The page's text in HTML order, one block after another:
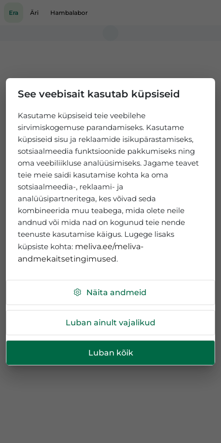
See veebisait kasutab küpsiseid
Kasutame küpsiseid teie veebilehe
sirvimiskogemuse parandamiseks. Kasutame
küpsiseid sisu ja reklaamide isikupärastamiseks,
sotsiaalmeedia funktsioonide pakkumiseks ning
oma veebiliikluse analüüsimiseks. Jagame teavet
teie meie saidi kasutamise kohta ka oma
sotsiaalmeedia-, reklaami- ja
analüüsipartneritega, kes võivad seda
kombineerida muu teabega, mida olete neile
andnud või mida nad on kogunud teie nende
teenuste kasutamise käigus. Lugege lisaks
küpsiste kohta: meliva.ee/meliva-
andmekaitsetingimused.
Näita andmeid
Luban ainult vajalikud
Luban kõik
Era Äri Hambalabor